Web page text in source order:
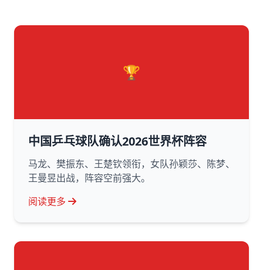
🏆
中国乒乓球队确认2026世界杯阵容
马龙、樊振东、王楚钦领衔，女队孙颖莎、陈梦、
王曼昱出战，阵容空前强大。
阅读更多